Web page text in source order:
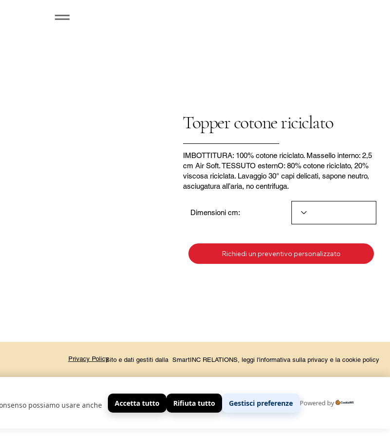
Topper cotone riciclato
IMBOTTITURA: 100% cotone riciclato. Massello interno: 2,5
cm Air Soft. TESSUTO esternO: 80% cotone riciclato, 20%
viscosa riciclata. Lavaggio 30° capi delicati, sapone neutro,
asciugatura all’aria, no centrifuga.
Dimensioni cm:
Richiedi un preventivo personalizzato
Privacy PolicySito e dati gestiti dalla SmartINC RELATIONS, leggi l'informativa sulla privacy e la cookie policy
possiamo usare anche
Accetta tutto Rifiuta tutto Gestisci preferenze Powered by